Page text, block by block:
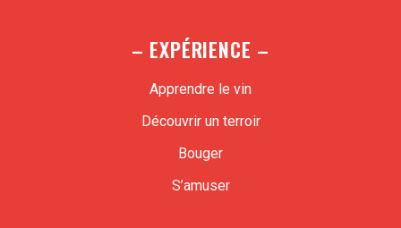
– EXPÉRIENCE –
Apprendre le vin
Découvrir un terroir
Bouger
S’amuser